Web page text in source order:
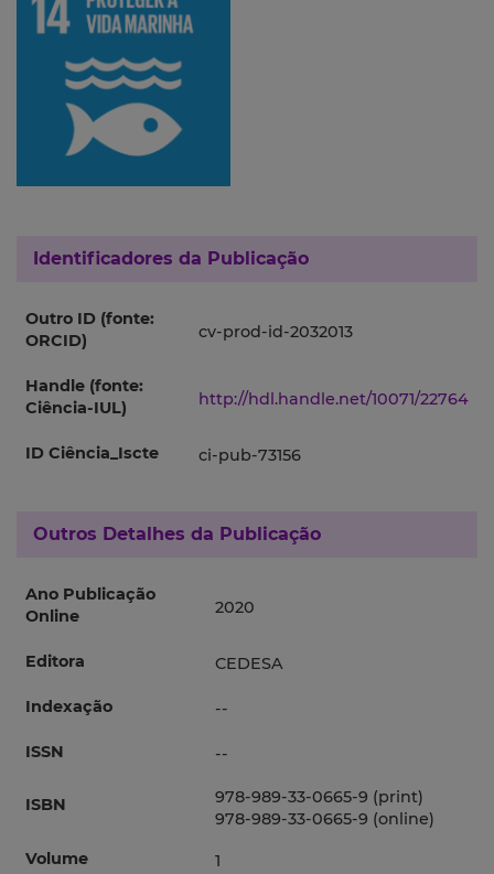
Identificadores da Publicação
Outro ID (fonte:
ORCID)
cv-prod-id-2032013
Handle (fonte:
Ciência-IUL)
http://hdl.handle.net/10071/22764
ID Ciência_Iscte ci-pub-73156
Outros Detalhes da Publicação
Ano Publicação
Online
2020
Editora CEDESA
Indexação --
ISSN --
ISBN
978-989-33-0665-9 (print)
978-989-33-0665-9 (online)
Volume
1